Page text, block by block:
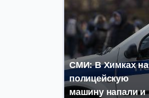
СМИ: В Химках на
полицейскую
машину напали и